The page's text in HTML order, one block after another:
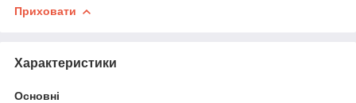
Приховати
Характеристики
Основні